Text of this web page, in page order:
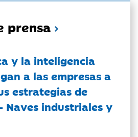
prensa
y la inteligencia
a las empresas a
estrategias de
Naves industriales y